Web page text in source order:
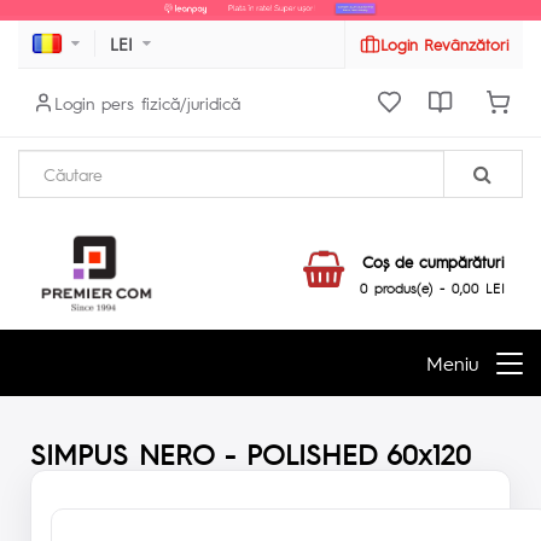
LEI Login Revânzători
Login pers fizică/juridică
Coş de cumpărături
0 produs(e) - 0,00 LEI
Meniu
SIMPUS NERO - POLISHED 60x120